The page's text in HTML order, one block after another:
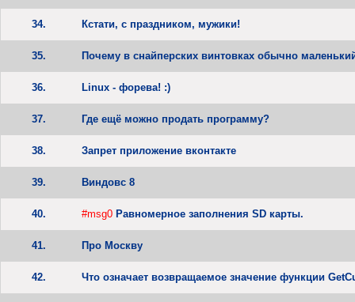
34. Кстати, с праздником, мужики!
35. Почему в снайперских винтовках обычно
36. Linux - форева! :)
37. Где ещё можно продать программу?
38. Запрет приложение вконтакте
39. Виндовс 8
40. #msg0 Равномерное заполнения SD карты.
41. Про Москву
42. Что означает возвращаемое значение функции